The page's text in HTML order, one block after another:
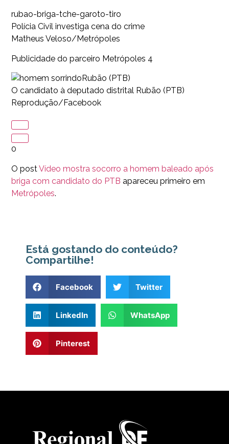
rubao-briga-tche-garoto-tiro
Polícia Civil investiga cena do crime
Matheus Veloso/Metrópoles
Publicidade do parceiro Metrópoles 4
Rubão (PTB)
O candidato à deputado distrital Rubão (PTB)
Reprodução/Facebook
0
O postVídeo mostra socorro a homem baleado após
briga com candidato do PTB apareceu primeiro em
Metrópoles.
Está gostando do conteúdo?
Compartilhe!
Facebook Twitter
LinkedIn WhatsApp
Pinterest